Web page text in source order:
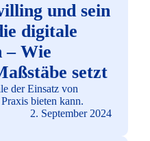
und sein
digitale
– Wie
setzt
der Einsatz von
bieten kann.
2. September 2024